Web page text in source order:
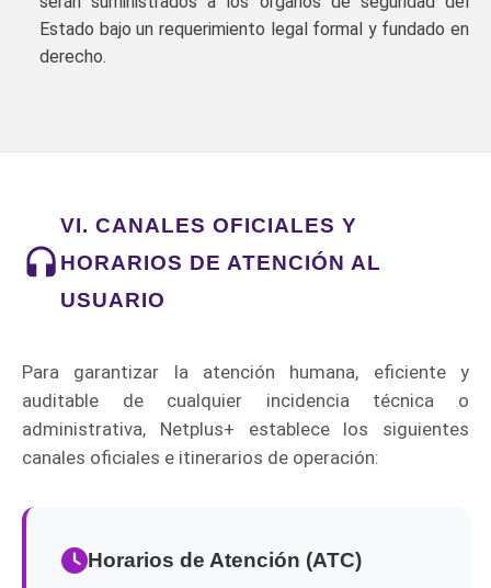
Estado bajo un requerimiento legal formal y fundado en
derecho.
VI. CANALES OFICIALES Y
HORARIOS DE ATENCIÓN AL
USUARIO
Para garantizar la atención humana, eficiente y
auditable de cualquier incidencia técnica o
administrativa, Netplus+ establece los siguientes
canales oficiales e itinerarios de operación:
Horarios de Atención (ATC)